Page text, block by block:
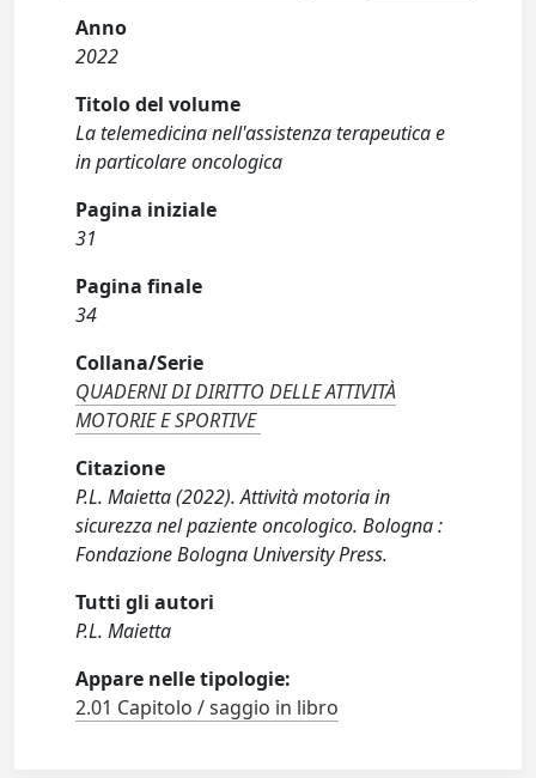
Anno
2022
Titolo del volume
La telemedicina nell'assistenza terapeutica e
in particolare oncologica
Pagina iniziale
31
Pagina finale
34
Collana/Serie
QUADERNI DI DIRITTO DELLE ATTIVITÀ
MOTORIE E SPORTIVE
Citazione
P.L. Maietta (2022). Attività motoria in
sicurezza nel paziente oncologico. Bologna :
Fondazione Bologna University Press.
Tutti gli autori
P.L. Maietta
Appare nelle tipologie:
2.01 Capitolo / saggio in libro